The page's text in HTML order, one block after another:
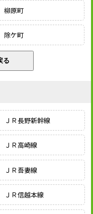
柳原町
除ケ町
ＪＲ長野新幹線
ＪＲ高崎線
ＪＲ吾妻線
ＪＲ信越本線